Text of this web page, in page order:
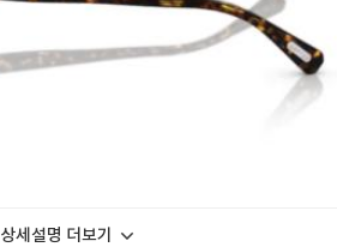
상세설명 더보기